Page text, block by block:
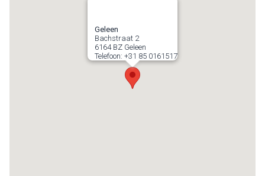
Geleen
Bachstraat 2
6164 BZ Geleen
Telefoon: +31 85 0161517